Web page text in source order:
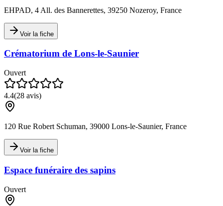
EHPAD, 4 All. des Bannerettes, 39250 Nozeroy, France
Voir la fiche
Crématorium de Lons-le-Saunier
Ouvert
4.4(28 avis)
120 Rue Robert Schuman, 39000 Lons-le-Saunier, France
Voir la fiche
Espace funéraire des sapins
Ouvert